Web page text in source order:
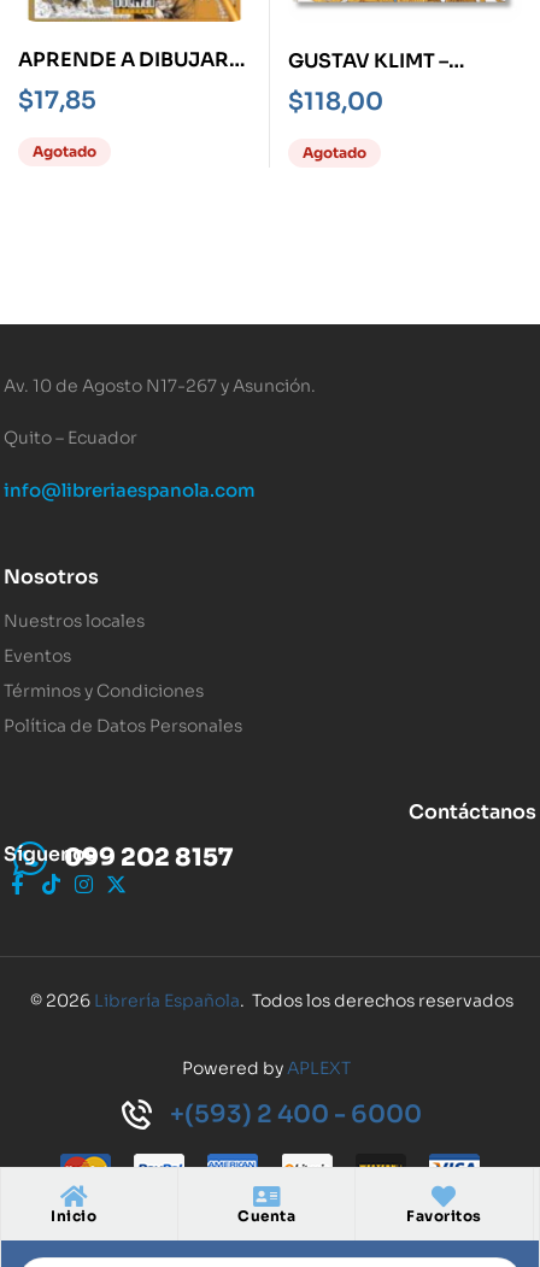
APRENDE A DIBUJAR
DRAGONES
$17,85
Agotado
GUSTAV KLIMT –
OBRAS COMPLETAS -
TD-
$118,00
Agotado
Inicio Cuenta Favoritos
Av. 10 de Agosto N17-267 y Asunción.
Quito – Ecuador
info@libreriaespanola.com
Nosotros
Nuestros locales
Eventos
Términos y Condiciones
Política de Datos Personales
Contáctanos
099 202 8157
Síguenos
© 2026 Librería Española. Todos los derechos reservados
Powered byAPLEXT
+(593) 2 400 - 6000